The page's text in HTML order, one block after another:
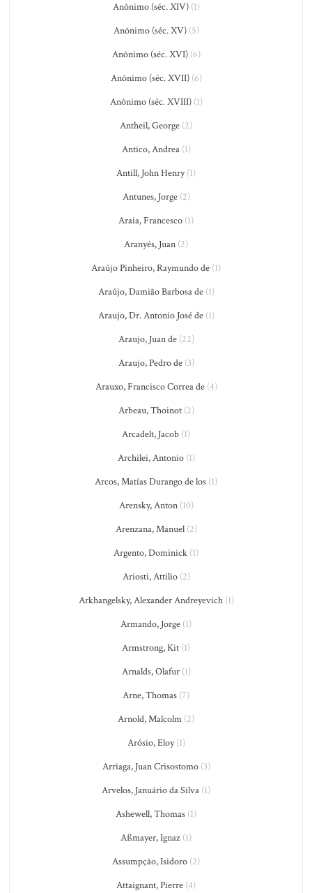
Anônimo (séc. XIV)(1)
Anônimo (séc. XV)(5)
Anônimo (séc. XVI)(6)
Anônimo (séc. XVII)(6)
Anônimo (séc. XVIII)(1)
Antheil, George (2)
Antico, Andrea(1)
Antill, John Henry(1)
Antunes, Jorge(2)
Araia, Francesco (1)
Aranyés, Juan (2)
Araújo Pinheiro, Raymundo de (1)
Araújo, Damião Barbosa de(1)
Araujo, Dr. Antonio José de(1)
Araujo, Juan de(22)
Araujo, Pedro de(3)
Arauxo, Francisco Correa de(4)
Arbeau, Thoinot(2)
Arcadelt, Jacob (1)
Archilei, Antonio(1)
Arcos, Matías Durango de los (1)
Arensky, Anton(10)
Arenzana, Manuel(2)
Argento, Dominick (1)
Ariosti, Attilio(2)
Arkhangelsky, Alexander Andreyevich(1)
Armando, Jorge (1)
Armstrong, Kit (1)
Arnalds, Olafur(1)
Arne, Thomas (7)
Arnold, Malcolm (2)
Arósio, Eloy(1)
Arriaga, Juan Crisostomo(3)
Arvelos, Januário da Silva (1)
Ashewell, Thomas (1)
Aßmayer, Ignaz (1)
Assumpção, Isidoro (2)
Attaignant, Pierre (4)